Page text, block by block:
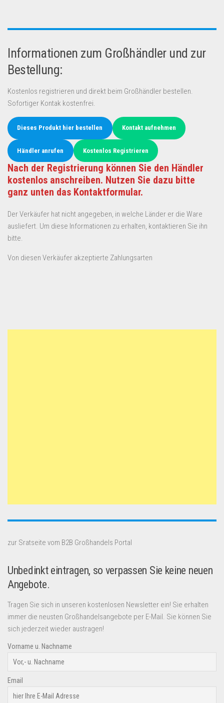
Informationen zum Großhändler und zur
Bestellung:
Kostenlos registrieren und direkt beim Großhändler bestellen.
Sofortiger Kontak kostenfrei.
Dieses Produkt hier bestellen Kontakt aufnehmen
Händler anrufen Kostenlos Registrieren
Nach der Registrierung können Sie den Händler
kostenlos anschreiben. Nutzen Sie dazu bitte
ganz unten das Kontaktformular.
Der Verkäufer hat nicht angegeben, in welche Länder er die Ware
ausliefert. Um diese Informationen zu erhalten, kontaktieren Sie ihn
bitte.
Von diesen Verkäufer akzeptierte Zahlungsarten
zur Sratseite vom B2B Großhandels Portal
Unbedinkt eintragen, so verpassen Sie keine neuen
Angebote.
Tragen Sie sich in unseren kostenlosen Newsletter ein! Sie erhalten
immer die neusten Großhandelsangebote per E-Mail. Sie können Sie
sich jederzeit wieder austragen!
Vorname u. Nachname
Email